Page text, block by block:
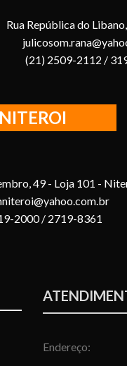
Rua República do
(21) 2509-2112 /
NITEROI
49 - Loja 101 -
2000 / 2719-8361
Endereço: